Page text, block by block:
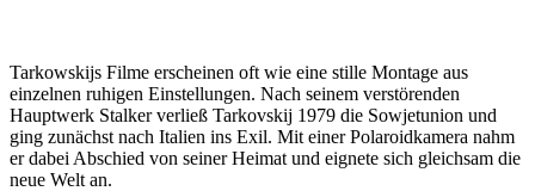
Tarkowskijs Filme erscheinen oft wie eine stille Montage aus
einzelnen ruhigen Einstellungen. Nach seinem verstörenden
Hauptwerk Stalker verließ Tarkovskij 1979 die Sowjetunion und
ging zunächst nach Italien ins Exil. Mit einer Polaroidkamera nahm
er dabei Abschied von seiner Heimat und eignete sich gleichsam die
neue Welt an.